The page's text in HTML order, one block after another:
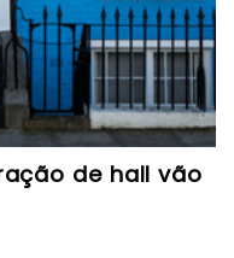
de hall vão